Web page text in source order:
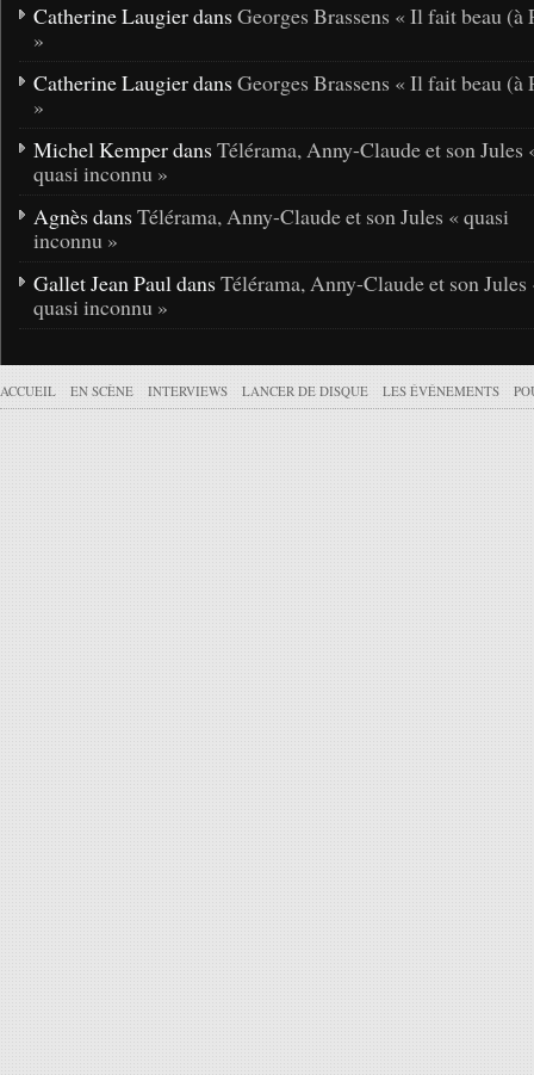
Catherine Laugier dans Georges Brassens « Il fait beau (à
»
Catherine Laugier dans Georges Brassens « Il fait beau (à
»
Michel Kemper dans Télérama, Anny-Claude et son Jules
quasi inconnu »
Agnès dans Télérama, Anny-Claude et son Jules « quasi
inconnu »
Gallet Jean Paul dans Télérama, Anny-Claude et son Jules
quasi inconnu »
ACCUEIL EN SCÈNE INTERVIEWS LANCER DE DISQUE LES ÉVÉNEMENTS